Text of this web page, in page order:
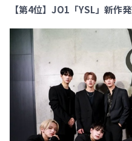
【第4位】JO1「YSL」新作